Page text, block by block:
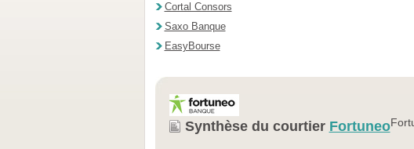
Cortal Consors
Saxo Banque
EasyBourse
Synthèse du courtier Fortuneo